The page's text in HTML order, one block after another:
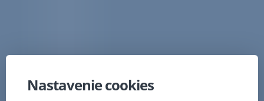
Nastavenie cookies